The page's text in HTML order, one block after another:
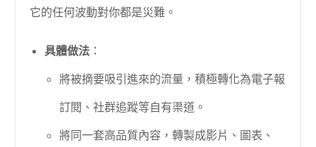
它的任何波動對你都是災難。
具體做法 ：
將被摘要吸引進來的流量，積極轉化為電子報
訂閱、社群追蹤等自有渠道。
將同一套高品質內容，轉製成影片、圖表、